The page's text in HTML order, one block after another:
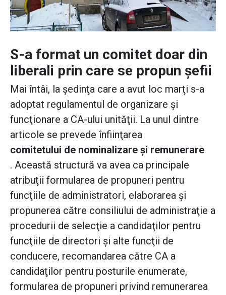
S-a format un comitet doar din
liberali prin care se propun şefii
Mai întâi, la şedinţa care a avut loc marţi s-a
adoptat regulamentul de organizare şi
funcţionare a CA-ului unităţii. La unul dintre
articole se prevede înfiinţarea
comitetului de nominalizare şi remunerare
. Această structură va avea ca principale
atribuţii formularea de propuneri pentru
funcţiile de administratori, elaborarea şi
propunerea către consiliului de administraţie a
procedurii de selecţie a candidaţilor pentru
funcţiile de directori şi alte funcţii de
conducere, recomandarea către CA a
candidaţilor pentru posturile enumerate,
formularea de propuneri privind remunerarea